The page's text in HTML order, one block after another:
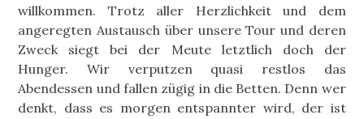
willkommen. Trotz aller Herzlichkeit und dem
angeregten Austausch über unsere Tour und deren
Zweck siegt bei der Meute letztlich doch der
Hunger. Wir verputzen quasi restlos das
Abendessen und fallen zügig in die Betten. Denn wer
denkt, dass es morgen entspannter wird, der ist